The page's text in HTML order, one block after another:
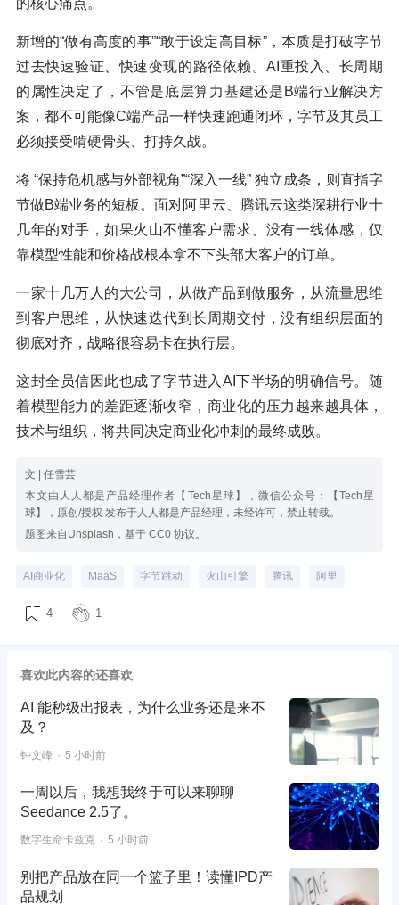
新增的“做有高度的事”“敢于设定高目标”，本质是打破字节
过去快速验证、快速变现的路径依赖。AI重投入、长周期
的属性决定了，不管是底层算力基建还是B端行业解决方
案，都不可能像C端产品一样快速跑通闭环，字节及其员工
必须接受啃硬骨头、打持久战。
将 “保持危机感与外部视角”“深入一线” 独立成条，则直指字
节做B端业务的短板。面对阿里云、腾讯云这类深耕行业十
几年的对手，如果火山不懂客户需求、没有一线体感，仅
靠模型性能和价格战根本拿不下头部大客户的订单。
一家十几万人的大公司，从做产品到做服务，从流量思维
到客户思维，从快速迭代到长周期交付，没有组织层面的
彻底对齐，战略很容易卡在执行层。
这封全员信因此也成了字节进入AI下半场的明确信号。随
着模型能力的差距逐渐收窄，商业化的压力越来越具体，
技术与组织，将共同决定商业化冲刺的最终成败。
文 | 任雪芸
本文由人人都是产品经理作者【Tech星球】，微信公众号：【Tech星
球】，原创/授权 发布于人人都是产品经理，未经许可，禁止转载。
题图来自Unsplash，基于 CC0 协议。
AI商业化 MaaS 字节跳动 火山引擎 腾讯 阿里
4 1
喜欢此内容的还喜欢
AI 能秒级出报表，为什么业务还是来不
及？
钟文峰 5 小时前
一周以后，我想我终于可以来聊聊
Seedance 2.5了。
数字生命卡兹克 5 小时前
别把产品放在同一个篮子里！读懂IPD产
品规划